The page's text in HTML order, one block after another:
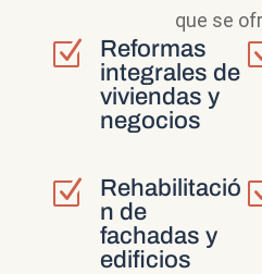
que se
Z
Reformas
integrales de
viviendas y
negocios
Z
Rehabilitació
n de
fachadas y
edificios